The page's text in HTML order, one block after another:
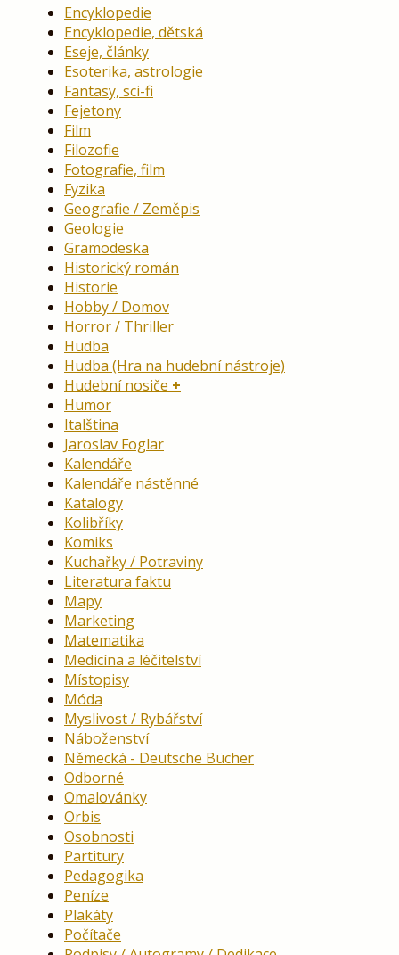
Encyklopedie
Encyklopedie, dětská
Eseje, články
Esoterika, astrologie
Fantasy, sci-fi
Fejetony
Film
Filozofie
Fotografie, film
Fyzika
Geografie / Zeměpis
Geologie
Gramodeska
Historický román
Historie
Hobby / Domov
Horror / Thriller
Hudba
Hudba (Hra na hudební nástroje)
Hudební nosiče
Humor
Italština
Jaroslav Foglar
Kalendáře
Kalendáře nástěnné
Katalogy
Kolibříky
Komiks
Kuchařky / Potraviny
Literatura faktu
Mapy
Marketing
Matematika
Medicína a léčitelství
Místopisy
Móda
Myslivost / Rybářství
Náboženství
Německá - Deutsche Bücher
Odborné
Omalovánky
Orbis
Osobnosti
Partitury
Pedagogika
Peníze
Plakáty
Počítače